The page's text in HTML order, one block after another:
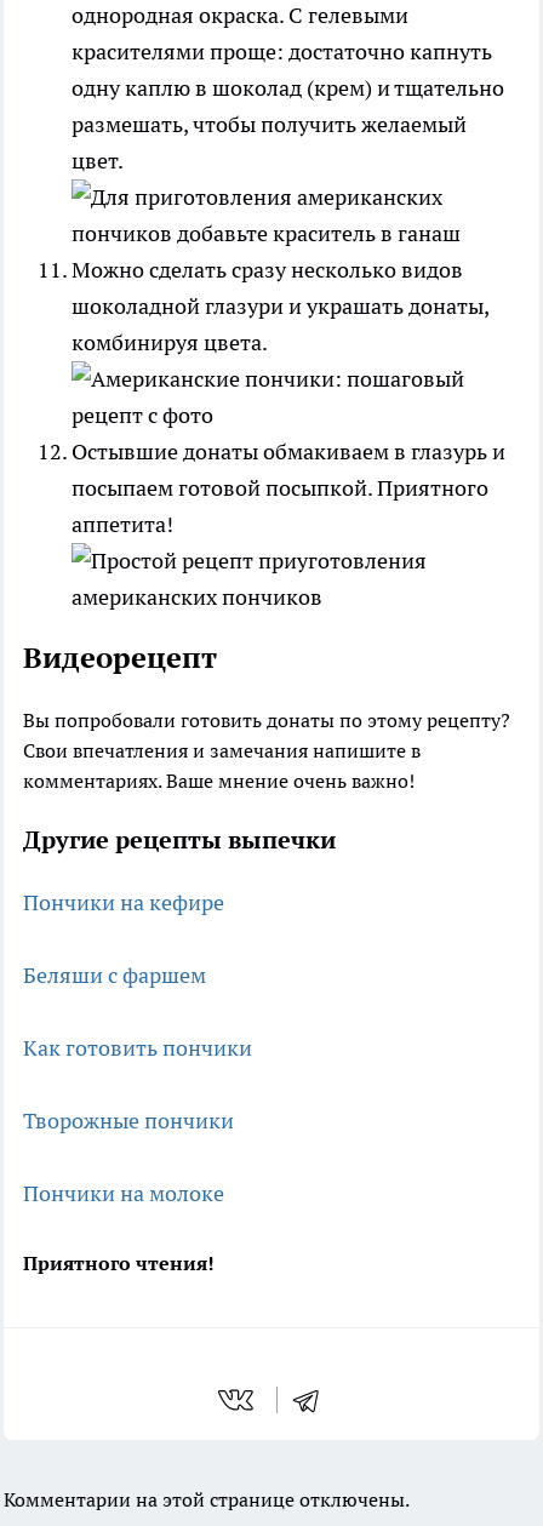
однородная окраска. С гелевыми
красителями проще: достаточно капнуть
одну каплю в шоколад (крем) и тщательно
размешать, чтобы получить желаемый
цвет.
Можно сделать сразу несколько видов
шоколадной глазури и украшать донаты,
комбинируя цвета.
Остывшие донаты обмакиваем в глазурь и
посыпаем готовой посыпкой. Приятного
аппетита!
Видеорецепт
Вы попробовали готовить донаты по этому рецепту?
Свои впечатления и замечания напишите в
комментариях. Ваше мнение очень важно!
Другие рецепты выпечки
Пончики на кефире
Беляши с фаршем
Как готовить пончики
Творожные пончики
Пончики на молоке
Приятного чтения!
Комментарии на этой странице отключены.